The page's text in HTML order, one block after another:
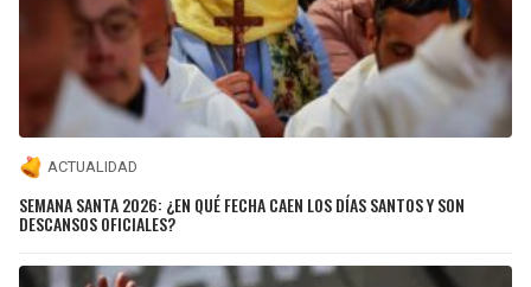
ACTUALIDAD
SEMANA SANTA 2026: ¿EN QUÉ FECHA CAEN LOS DÍAS SANTOS Y SON
DESCANSOS OFICIALES?